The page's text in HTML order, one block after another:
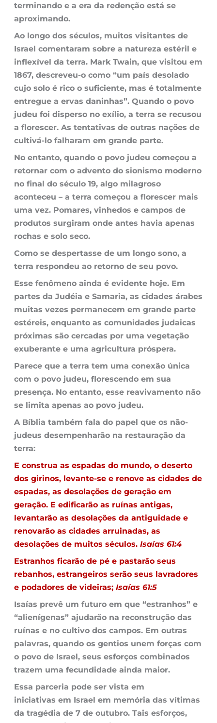
terminando e a era da redenção está se
aproximando.
Ao longo dos séculos, muitos visitantes de
Israel comentaram sobre a natureza estéril e
inflexível da terra. Mark Twain, que visitou em
1867, descreveu-o como “um país desolado
cujo solo é rico o suficiente, mas é totalmente
entregue a ervas daninhas”. Quando o povo
judeu foi disperso no exílio, a terra se recusou
a florescer. As tentativas de outras nações de
cultivá-lo falharam em grande parte.
No entanto, quando o povo judeu começou a
retornar com o advento do sionismo moderno
no final do século 19, algo milagroso
aconteceu – a terra começou a florescer mais
uma vez. Pomares, vinhedos e campos de
produtos surgiram onde antes havia apenas
rochas e solo seco.
Como se despertasse de um longo sono, a
terra respondeu ao retorno de seu povo.
Esse fenômeno ainda é evidente hoje. Em
partes da Judéia e Samaria, as cidades árabes
muitas vezes permanecem em grande parte
estéreis, enquanto as comunidades judaicas
próximas são cercadas por uma vegetação
exuberante e uma agricultura próspera.
Parece que a terra tem uma conexão única
com o povo judeu, florescendo em sua
presença. No entanto, esse reavivamento não
se limita apenas ao povo judeu.
A Bíblia também fala do papel que os não-
judeus desempenharão na restauração da
terra:
E construa as espadas do mundo, o deserto
dos girinos, levante-se e renove as cidades de
espadas, as desolações de geração em
geração. E edificarão as ruínas antigas,
levantarão as desolações da antiguidade e
renovarão as cidades arruinadas, as
desolações de muitos séculos. Isaías 61:4
Estranhos ficarão de pé e pastarão seus
rebanhos, estrangeiros serão seus lavradores
e podadores de videiras; Isaías 61:5
Isaías prevê um futuro em que “estranhos” e
“alienígenas” ajudarão na reconstrução das
ruínas e no cultivo dos campos. Em outras
palavras, quando os gentios unem forças com
o povo de Israel, seus esforços combinados
trazem uma fecundidade ainda maior.
Essa parceria pode ser vista em
iniciativas em Israel em memória das vítimas
da tragédia de 7 de outubro. Tais esforços,